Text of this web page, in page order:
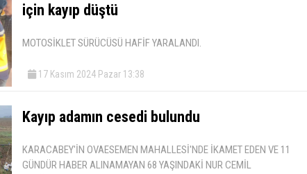
için kayıp düştü
MOTOSİKLET SÜRÜCÜSÜ HAFİF YARALANDI.
17 Kasım 2024 Pazar 13:38
Kayıp adamın cesedi bulundu
KARACABEY'İN OVAESEMEN MAHALLESİ'NDE İKAMET EDEN VE 11
GÜNDÜR HABER ALINAMAYAN 68 YAŞINDAKİ NUR CEMİL